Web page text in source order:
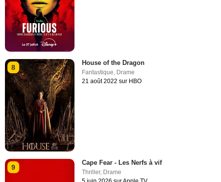
8
House of the Dragon
Fantastique Drame
21 août 2022 sur HBO
9
Cape Fear - Les Nerfs à vif
Thriller, Drame